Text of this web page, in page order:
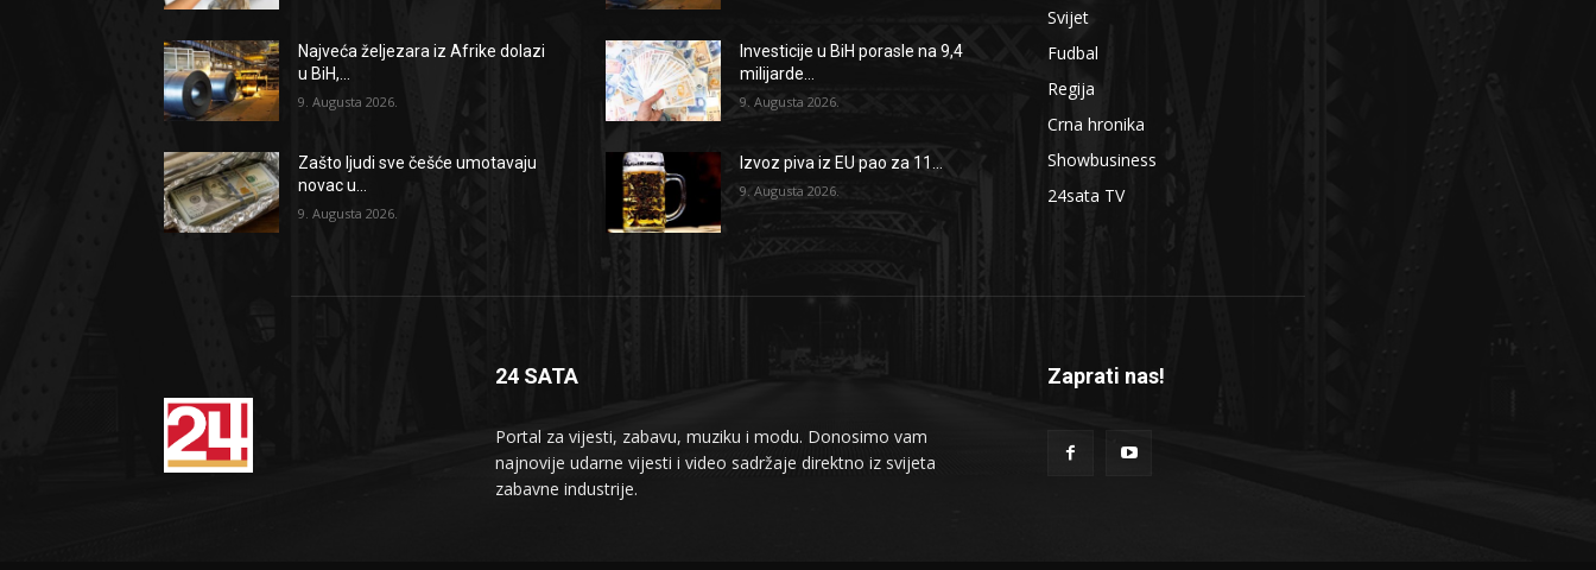
Najveća željezara iz Afrike dolazi
u BiH,...
9. Augusta 2026.
Zašto ljudi sve češće umotavaju
novac u...
9. Augusta 2026.
Investicije u BiH porasle na 9,4
milijarde...
9. Augusta 2026.
Izvoz piva iz EU pao za 11...
9. Augusta 2026.
Svijet
Fudbal
Regija
Crna hronika
Showbusiness
24sata TV
24 SATA
Portal za vijesti, zabavu, muziku i modu. Donosimo vam
najnovije udarne vijesti i video sadržaje direktno iz svijeta
zabavne industrije.
Zaprati nas!